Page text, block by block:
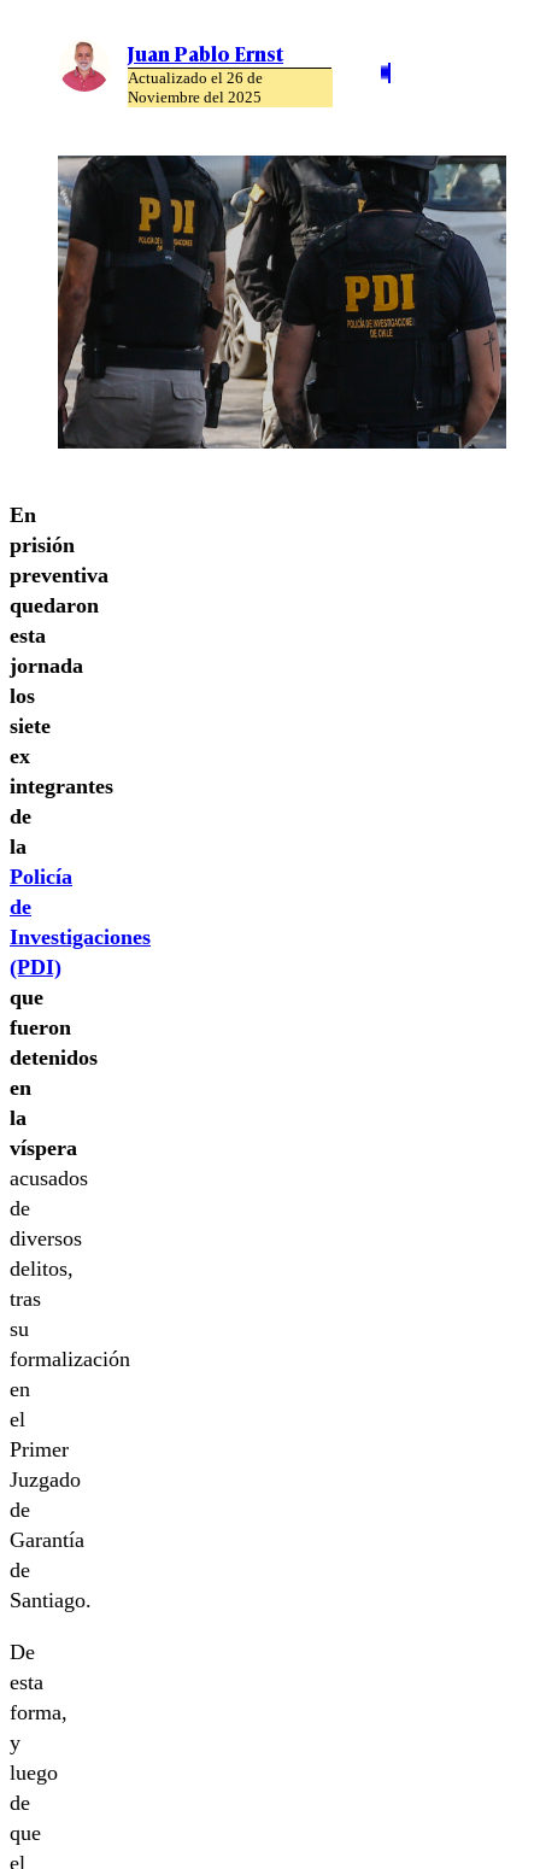
Juan Pablo Ernst
Actualizado el 26 de
Noviembre del 2025
En
prisión
preventiva
quedaron
esta
jornada
los
siete
ex
integrantes
de
la
Policía
de
Investigaciones
(PDI)
que
fueron
detenidos
en
la
víspera
acusados
de
diversos
delitos,
tras
su
formalización
en
el
Primer
Juzgado
de
Garantía
de
Santiago.
De
esta
forma,
y
luego
de
que
el